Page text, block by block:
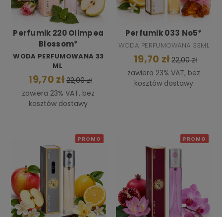
Perfumik 220 Olimpea
Blossom*
WODA PERFUMOWANA 33
ML
19,70 zł 22,00 zł
zawiera 23% VAT, bez
kosztów dostawy
Perfumik 033 No5*
WODA PERFUMOWANA 33ML
19,70 zł 22,00 zł
zawiera 23% VAT, bez
kosztów dostawy
PROMO PROMO